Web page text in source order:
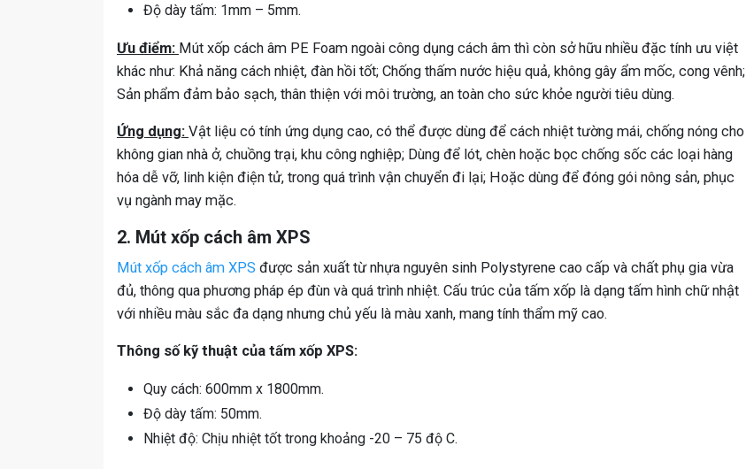
Độ dày tấm: 1mm – 5mm.
Ưu điểm: Mút xốp cách âm PE Foam ngoài công dụng cách âm thì còn sở hữu nhiều đặc tính ưu việt
khác như: Khả năng cách nhiệt, đàn hồi tốt; Chống thấm nước hiệu quả, không gây ẩm mốc, cong vênh;
Sản phẩm đảm bảo sạch, thân thiện với môi trường, an toàn cho sức khỏe người tiêu dùng.
Ứng dụng: Vật liệu có tính ứng dụng cao, có thể được dùng để cách nhiệt tường mái, chống nóng cho
không gian nhà ở, chuồng trại, khu công nghiệp; Dùng để lót, chèn hoặc bọc chống sốc các loại hàng
hóa dễ vỡ, linh kiện điện tử, trong quá trình vận chuyển đi lại; Hoặc dùng để đóng gói nông sản, phục
vụ ngành may mặc.
2. Mút xốp cách âm XPS
Mút xốp cách âm XPS được sản xuất từ nhựa nguyên sinh Polystyrene cao cấp và chất phụ gia vừa
đủ, thông qua phương pháp ép đùn và quá trình nhiệt. Cấu trúc của tấm xốp là dạng tấm hình chữ nhật
với nhiều màu sắc đa dạng nhưng chủ yếu là màu xanh, mang tính thẩm mỹ cao.
Thông số kỹ thuật của tấm xốp XPS:
Quy cách: 600mm x 1800mm.
Độ dày tấm: 50mm.
Nhiệt độ: Chịu nhiệt tốt trong khoảng -20 – 75 độ C.